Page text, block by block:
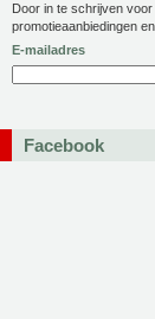
Door in te schrijven
promotieaanbiedingen
E-mailadres
Facebook